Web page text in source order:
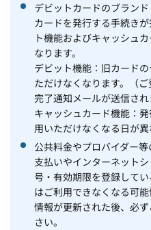
デビットカードのブラン
カードを発行する手続き
ト機能およびキャッシュ
なります。
デビット機能：旧カード
ただけなくなります。（
完了通知メールが送信され
キャッシュカード機能：
用いただけなくなる日が
公共料金やプロバイダー
支払いやインターネット
号・有効期限を登録して
はご利用できなくなる可
情報が更新された後、必
さい。